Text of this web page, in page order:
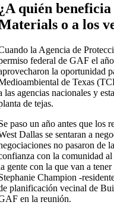
quién
o a los
la Agencia de
federal de GAF el
la oportunidad
de Texas
las agencias nacionales y
de tejas.
paso un año antes que los
Dallas se sentaran a
no pasaron de
con la comunidad
gente con la que van a
Champion -
planificación vecinal de
en la reunión.